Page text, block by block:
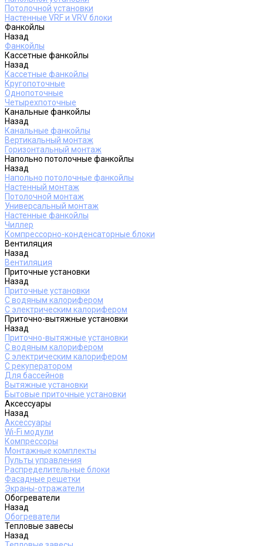
Потолочной установки
Настенные VRF и VRV блоки
Фанкойлы
Назад
Фанкойлы
Кассетные фанкойлы
Назад
Кассетные фанкойлы
Кругопоточные
Однопоточные
Четырехпоточные
Канальные фанкойлы
Назад
Канальные фанкойлы
Вертикальный монтаж
Горизонтальный монтаж
Напольно потолочные фанкойлы
Назад
Напольно потолочные фанкойлы
Настенный монтаж
Потолочной монтаж
Универсальный монтаж
Настенные фанкойлы
Чиллер
Компрессорно-конденсаторные блоки
Вентиляция
Назад
Вентиляция
Приточные установки
Назад
Приточные установки
С водяным калорифером
С электрическим калорифером
Приточно-вытяжные установки
Назад
Приточно-вытяжные установки
С водяным калорифером
С электрическим калорифером
С рекуператором
Для бассейнов
Вытяжные установки
Бытовые приточные установки
Аксессуары
Назад
Аксессуары
Wi-Fi модули
Компрессоры
Монтажные комплекты
Пульты управления
Распределительные блоки
Фасадные решетки
Экраны-отражатели
Обогреватели
Назад
Обогреватели
Тепловые завесы
Назад